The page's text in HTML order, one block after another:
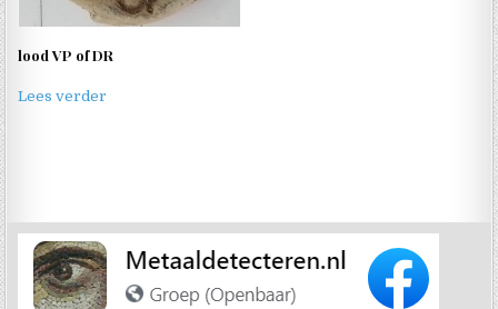
lood VP of DR
Lees verder